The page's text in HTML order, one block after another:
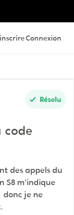
Connexion
Résolu
code
des appels du
S8 m'indique
donc je ne